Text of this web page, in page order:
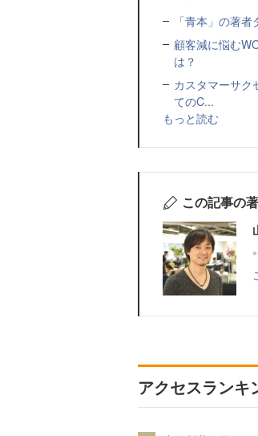
「青本」の著
顧客減に悩む
は？
カスタマーサク
てのC...
もっと読む
この記事の
アクセスランキ